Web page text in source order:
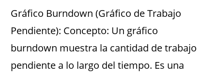
Gráfico Burndown (Gráfico de Trabajo
Pendiente): Concepto: Un gráfico
burndown muestra la cantidad de trabajo
pendiente a lo largo del tiempo. Es una